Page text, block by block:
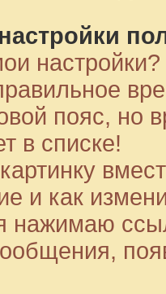
настройки?
пояс, но
в списке!
и как
нажимаю